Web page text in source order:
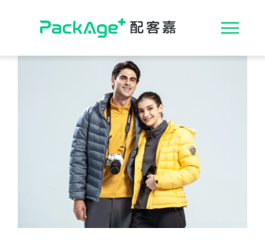
收
ESG 解決方案
循環包裝
消費者專區
永續影響力
媒體報導